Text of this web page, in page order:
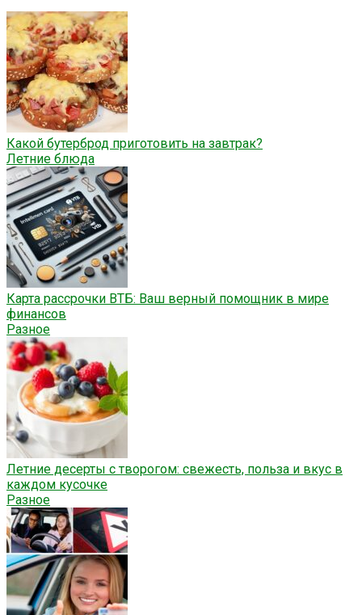
Какой бутерброд приготовить на завтрак?
Летние блюда
Карта рассрочки ВТБ: Ваш верный помощник в мире
финансов
Разное
Летние десерты с творогом: свежесть, польза и вкус в
каждом кусочке
Разное